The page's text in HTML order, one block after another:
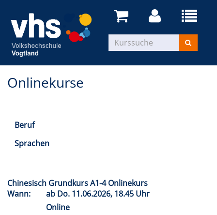
Onlinekurse
Beruf
Sprachen
Chinesisch Grundkurs A1-4 Onlinekurs
Wann:
ab Do. 11.06.2026, 18.45 Uhr
Online